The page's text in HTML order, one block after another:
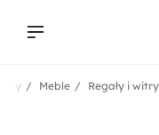
Regały i
Meble